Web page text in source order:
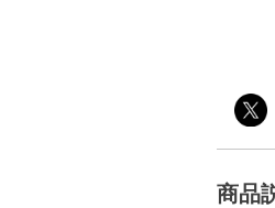
商品